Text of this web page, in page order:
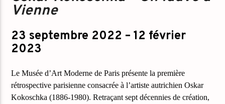
Vienne
23 septembre 2022 – 12 février
2023
Le Musée d’Art Moderne de Paris présente la première
rétrospective parisienne consacrée à l’artiste autrichien Oskar
Kokoschka (1886-1980). Retraçant sept décennies de création,